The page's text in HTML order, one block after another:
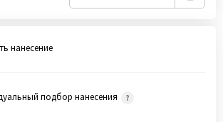
нанесение
подбор нанесения